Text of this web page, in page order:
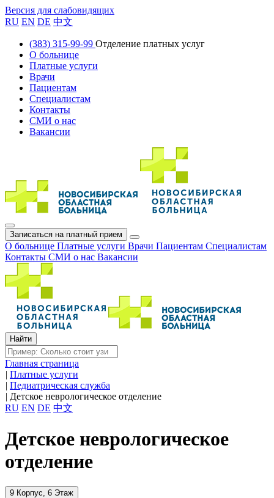
Версия для слабовидящих
RU EN DE 中文
(383) 315-99-99 Отделение платных услуг
О больнице
Платные услуги
Врачи
Пациентам
Специалистам
Контакты
СМИ о нас
Вакансии
Записаться на платный прием
О больнице Платные услуги Врачи Пациентам Специалистам
Контакты СМИ о нас Вакансии
Главная страница
| Платные услуги
| Педиатрическая служба
| Детское неврологическое отделение
RU EN DE 中文
Детское неврологическое
отделение
9 Корпус, 6 Этаж